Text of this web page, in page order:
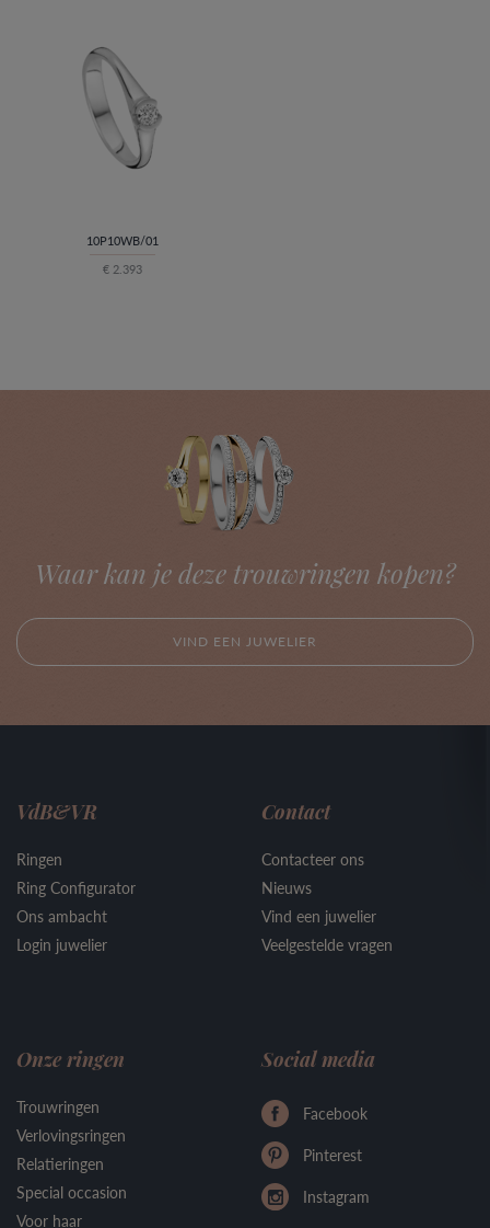
10P10WB/01
€ 2.393
Waar kan je deze trouwringen kopen?
VIND EEN JUWELIER
VdB&VR
Ringen
Ring Configurator
Ons ambacht
Login juwelier
Contact
Contacteer ons
Nieuws
Vind een juwelier
Veelgestelde vragen
Onze ringen
Trouwringen
Verlovingsringen
Relatieringen
Special occasion
Voor haar
Social media
Facebook
Pinterest
Instagram